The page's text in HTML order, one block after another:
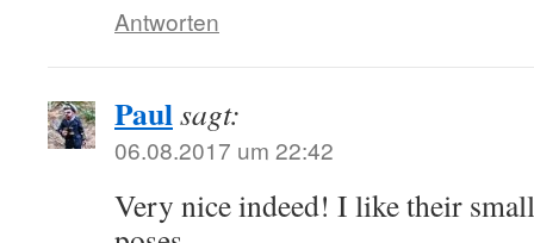
Antworten
Paulsagt:
06.08.2017 um 22:42
Very nice indeed! I like their